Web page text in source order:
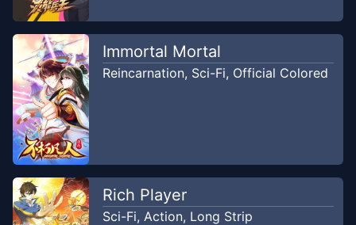
Komikcast
Chapter10
Komikcast
Apr 2, 2020
Chapter9
Komikcast
Chapter8
Komikcast
Immortal Mortal
Reincarnation, Sci-Fi, Official Colored
Rich Player
Sci-Fi, Action, Long Strip